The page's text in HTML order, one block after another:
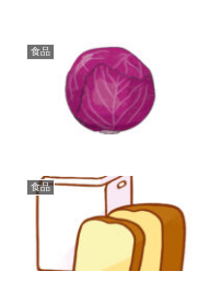
食品
食品